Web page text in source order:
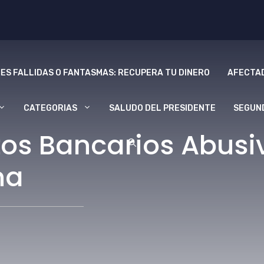
FALLIDAS O FANTASMAS: RECUPERA TU DINERO
CATEGORIAS SALUDO DEL PRESIDENTE
Bancarios